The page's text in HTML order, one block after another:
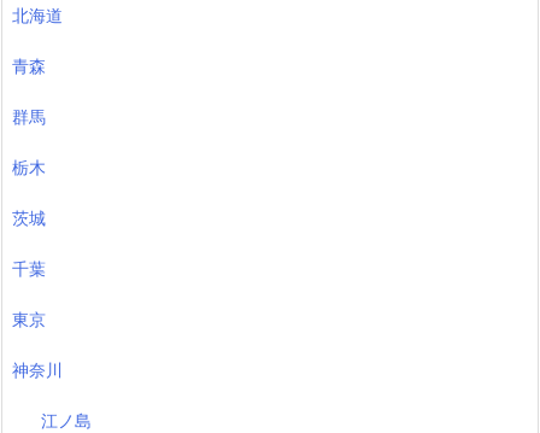
北海道
青森
群馬
栃木
茨城
千葉
東京
神奈川
江ノ島